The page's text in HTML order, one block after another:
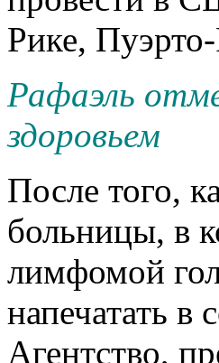
Рике,
Рафаэль
здоровьем
После того,
больницы, в
лимфомой
напечатать в
Агентство,